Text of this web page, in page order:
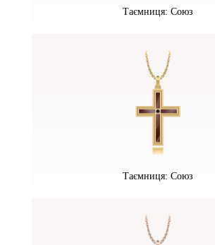
Таємниця: Союз
Таємниця: Союз